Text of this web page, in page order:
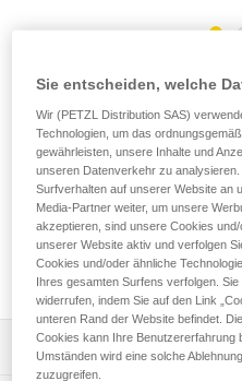
NANO
Ultraleichte Umlenkrolle mit
Wirkungsgrad
Die NANO TRAXION ist eine
Rettungssituationen
Umlenkrolle mit
gewährleistet einen
Leistungsverzeichnis
Sie entscheiden, welche
Wir (PETZL Distribution SAS)
Technologien, um das
gewährleisten, unsere Inhalte und
unseren Datenverkehr zu
Surfverhalten auf unserer Website an
Media-Partner weiter, um unsere
akzeptieren, sind unsere Cookies
unserer Website aktiv und verfolgen
Cookies und/oder ähnliche
Ihres gesamten Surfens verfolgen.
widerrufen, indem Sie auf den Link
unteren Rand der Website befindet.
Cookies kann Ihre Benutzererfahrung
Umständen wird eine solche
zuzugreifen.